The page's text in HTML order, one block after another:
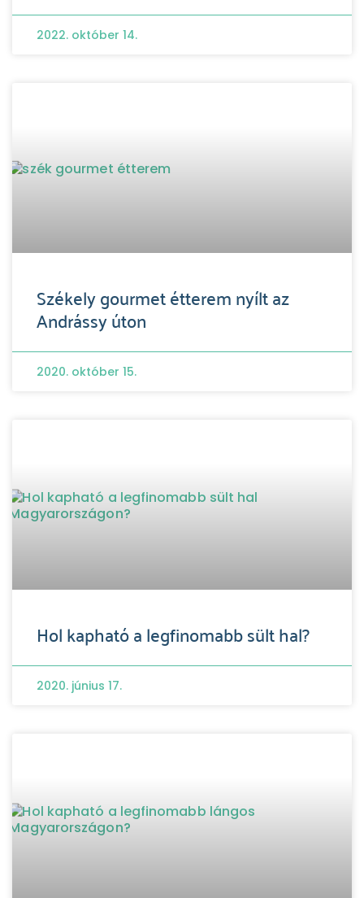
2022. október 14.
Székely gourmet étterem nyílt az
Andrássy úton
2020. október 15.
Hol kapható a legfinomabb sült hal?
2020. június 17.